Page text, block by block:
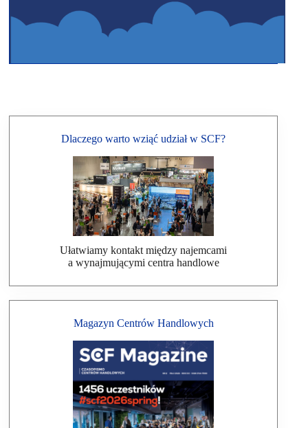
Dlaczego warto wziąć udział w SCF?
Ułatwiamy kontakt między najemcami
a wynajmującymi centra handlowe
Magazyn Centrów Handlowych